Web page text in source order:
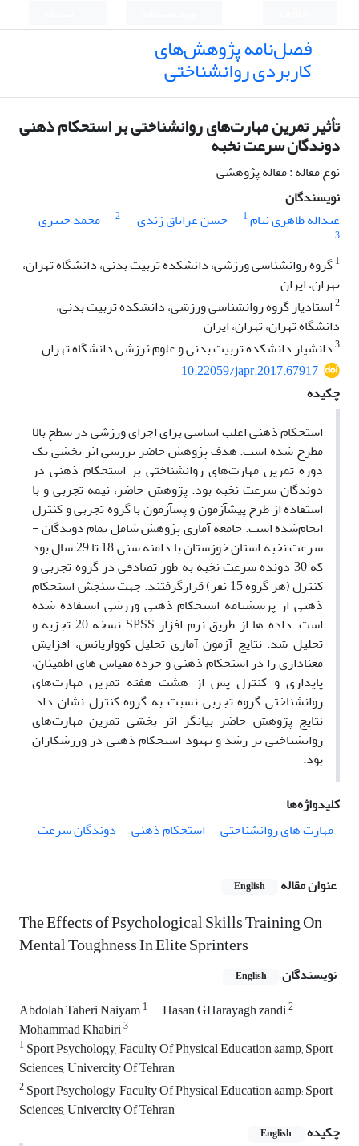
فصل‌نامه پژوهش‌های
کاربردی روانشناختی
تأثیر تمرین مهارت‌های روانشناختی بر استحکام ذهنی
دوندگان سرعت نخبه
نوع مقاله : مقاله پژوهشی
نویسندگان
عبداله طاهری نیام1 حسن غرایاق زندی 2 محمد خبیری
3
1گروه روانشناسی ورزشی، دانشکده تربیت بدنی، دانشگاه تهران،
تهران، ایران
2استادیار گروه روانشناسی ورزشی، دانشکده تربیت بدنی،
دانشگاه تهران، تهران، ایران
3دانشیار دانشکده تربیت بدنی و علوم ئرزشی دانشگاه تهران
10.22059/japr.2017.67917
چکیده
استحکام ذهنی اغلب اساسی برای اجرای ورزشی در سطح بالا
مطرح شده است. هدف پژوهش حاضر بررسی اثر بخشی یک
دوره تمرین مهارت‌های روانشناختی بر استحکام ذهنی در
دوندگان سرعت نخبه بود. پژوهش حاضر، نیمه تجربی و با
استفاده از طرح پیش­آزمون و پس­آزمون با گروه تجربی و کنترل
انجام‌شده است. جامعه آماری پژوهش شامل تمام دوندگان ­
سرعت نخبه استان خوزستان با دامنه سنی 18 تا 29 سال بود
که 30 دونده­ سرعت نخبه به طور تصادفی در گروه تجربی و
کنترل (هر گروه 15 نفر) قرارگرفتند. جهت سنجش استحکام
ذهنی از پرسشنامه استحکام ذهنی ورزشی استفاده شده
است. داده ها از طریق نرم افزار SPSS نسخه 20 تجزیه و
تحلیل شد. نتایج آزمون آماری تحلیل کوواریانس، افزایش
معناداری را در استحکام ذهنی و خرده مقیاس های اطمینان،
پایداری و کنترل پس از هشت هفته تمرین مهارت‌های
روانشناختی گروه تجربی نسبت به گروه کنترل نشان داد.
نتایج پژوهش حاضر بیانگر اثر بخشی تمرین مهارت‌های
روانشناختی بر رشد و بهبود استحکام ذهنی در ورزشکاران
بود.
کلیدواژه‌ها
مهارت های روانشناختی
استحکام ذهنی دوندگان سرعت
عنوان مقاله English
The Effects of Psychological Skills Training On
Mental Toughness In Elite Sprinters
نویسندگان English
Abdolah Taheri Naiyam1 Hasan GHarayagh zandi2
Mohammad Khabiri3
1 Sport Psychology, Faculty Of Physical Education &amp; Sport
Sciences, Univercity Of Tehran
2Sport Psychology, Faculty Of Physical Education &amp; Sport
Sciences, Univercity Of Tehran
چکیده
English